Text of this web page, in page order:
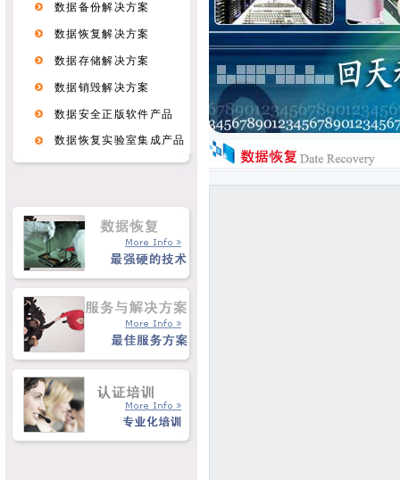
数据备份解决方案
数据恢复解决方案
数据存储解决方案
数据销毁解决方案
数据安全正版软件产品
数据恢复实验室集成产品